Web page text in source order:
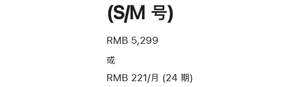
(S/M 号)
RMB 5,299
或
RMB 221/月 (24 期)